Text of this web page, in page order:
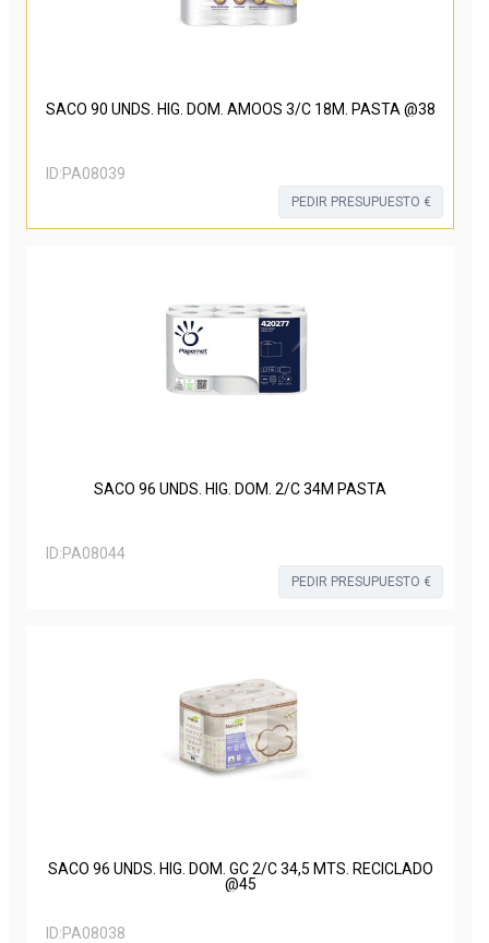
SACO 90 UNDS. HIG. DOM. AMOOS 3/C 18M. PASTA @38
ID:PA08039
PEDIR PRESUPUESTO €
SACO 96 UNDS. HIG. DOM. 2/C 34M PASTA
ID:PA08044
PEDIR PRESUPUESTO €
SACO 96 UNDS. HIG. DOM. GC 2/C 34,5 MTS. RECICLADO
@45
ID:PA08038